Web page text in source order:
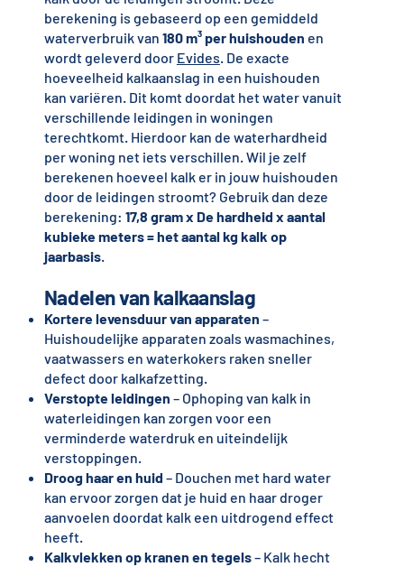
berekening is gebaseerd op een gemiddeld
waterverbruik van 180 m³ per huishouden en
wordt geleverd door Evides. De exacte
hoeveelheid kalkaanslag in een huishouden
kan variëren. Dit komt doordat het water vanuit
verschillende leidingen in woningen
terechtkomt. Hierdoor kan de waterhardheid
per woning net iets verschillen. Wil je zelf
berekenen hoeveel kalk er in jouw huishouden
door de leidingen stroomt? Gebruik dan deze
berekening: 17,8 gram x De hardheid x aantal
kubieke meters = het aantal kg kalk op
jaarbasis.
Nadelen van kalkaanslag
Kortere levensduur van apparaten –
Huishoudelijke apparaten zoals wasmachines,
vaatwassers en waterkokers raken sneller
defect door kalkafzetting.
Verstopte leidingen – Ophoping van kalk in
waterleidingen kan zorgen voor een
verminderde waterdruk en uiteindelijk
verstoppingen.
Droog haar en huid – Douchen met hard water
kan ervoor zorgen dat je huid en haar droger
aanvoelen doordat kalk een uitdrogend effect
heeft.
Kalkvlekken op kranen en tegels– Kalk hecht